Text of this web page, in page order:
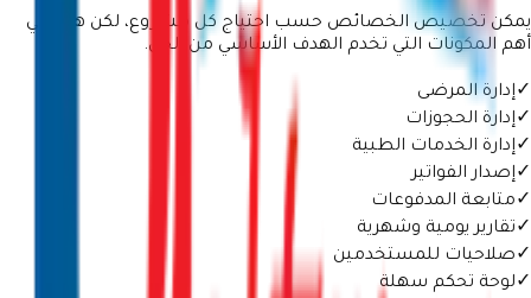
يمكن تخصيص الخصائص حسب احتياج كل مشروع، لكن هذه هي
أهم المكونات التي تخدم الهدف الأساسي من الحل.
✓إدارة المرضى
✓إدارة الحجوزات
✓إدارة الخدمات الطبية
✓إصدار الفواتير
✓متابعة المدفوعات
✓تقارير يومية وشهرية
✓صلاحيات للمستخدمين
✓لوحة تحكم سهلة